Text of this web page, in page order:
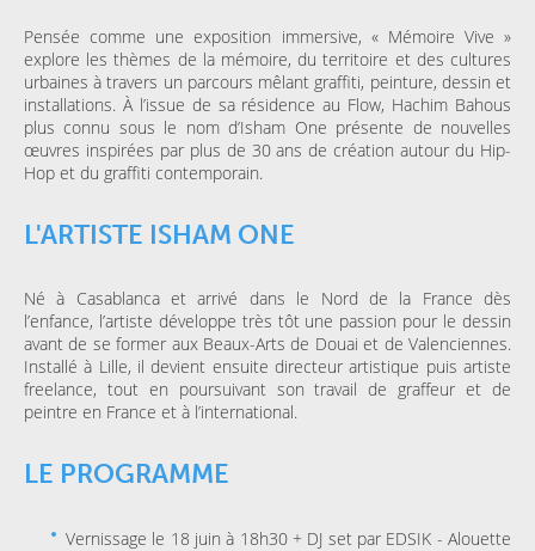
Pensée comme une exposition immersive, « Mémoire Vive »
explore les thèmes de la mémoire, du territoire et des cultures
urbaines à travers un parcours mêlant graffiti, peinture, dessin et
installations. À l’issue de sa résidence au Flow, Hachim Bahous
plus connu sous le nom d’Isham One présente de nouvelles
œuvres inspirées par plus de 30 ans de création autour du Hip-
Hop et du graffiti contemporain.
L'ARTISTE ISHAM ONE
Né à Casablanca et arrivé dans le Nord de la France dès
l’enfance, l’artiste développe très tôt une passion pour le dessin
avant de se former aux Beaux-Arts de Douai et de Valenciennes.
Installé à Lille, il devient ensuite directeur artistique puis artiste
freelance, tout en poursuivant son travail de graffeur et de
peintre en France et à l’international.
LE PROGRAMME
Vernissage le 18 juin à 18h30 + DJ set par EDSIK - Alouette